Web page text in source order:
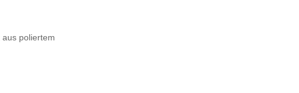
poliertem